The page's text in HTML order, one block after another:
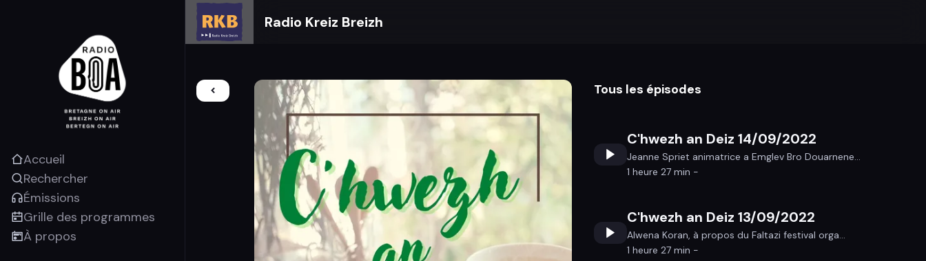
Accueil
Rechercher
Émissions
Grille des programmes
À propos
Radio Kreiz Breizh
Tous les épisodes
C'hwezh an Deiz 14/09/2022
Jeanne Spriet animatrice a Emglev Bro Douarnene...
1 heure 27 min -
C'hwezh an Deiz 13/09/2022
Alwena Koran, à propos du Faltazi festival orga...
1 heure 27 min -